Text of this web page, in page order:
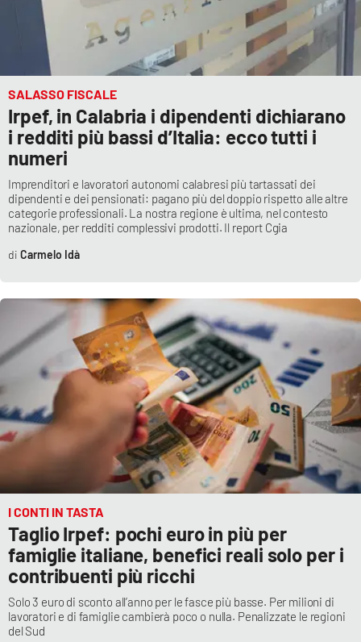
Politica
Sanità
Società
Sport
RUBRICHE
Good Morning Vietnam
Parchi Marini Calabria
Leggendo Alvaro insieme
Imprese Di Calabria
Le perfidie di Antonella Grippo
Venti di comunicazione
STREAMING
LaC TV
LaC Network
SALASSO FISCALE
Irpef, in Calabria i dipendenti dichiarano
i redditi più bassi d’Italia: ecco tutti i
numeri
Imprenditori e lavoratori autonomi calabresi più tartassati dei
dipendenti e dei pensionati: pagano più del doppio rispetto alle altre
categorie professionali. La nostra regione è ultima, nel contesto
nazionale, per redditi complessivi prodotti. Il report Cgia
Carmelo Idà
I CONTI IN TASTA
Taglio Irpef: pochi euro in più per
famiglie italiane, benefici reali solo per i
contribuenti più ricchi
Solo 3 euro di sconto all’anno per le fasce più basse. Per milioni di
lavoratori e di famiglie cambierà poco o nulla. Penalizzate le regioni
del Sud